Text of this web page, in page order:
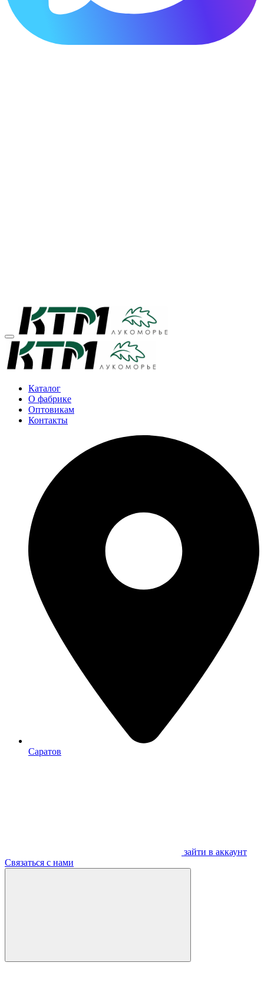
Каталог
О фабрике
Оптовикам
Контакты
Саратов
зайти в аккаунт
Связаться с нами